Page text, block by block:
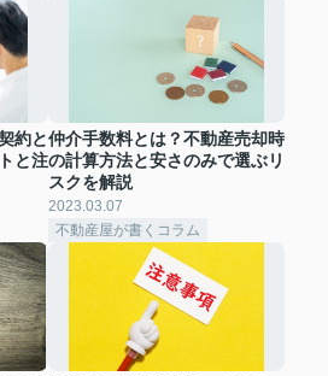
約と
と注
仲介手数料とは？不動産売却時
の計算方法と安さのみで選ぶリ
スクを解説
2023.03.07
不動産屋が書くコラム